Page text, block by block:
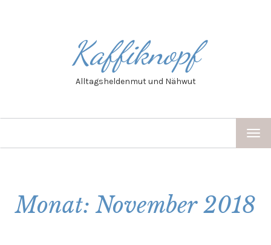
Kaffiknopf
Alltagsheldenmut und Nähwut
Monat: November 2018